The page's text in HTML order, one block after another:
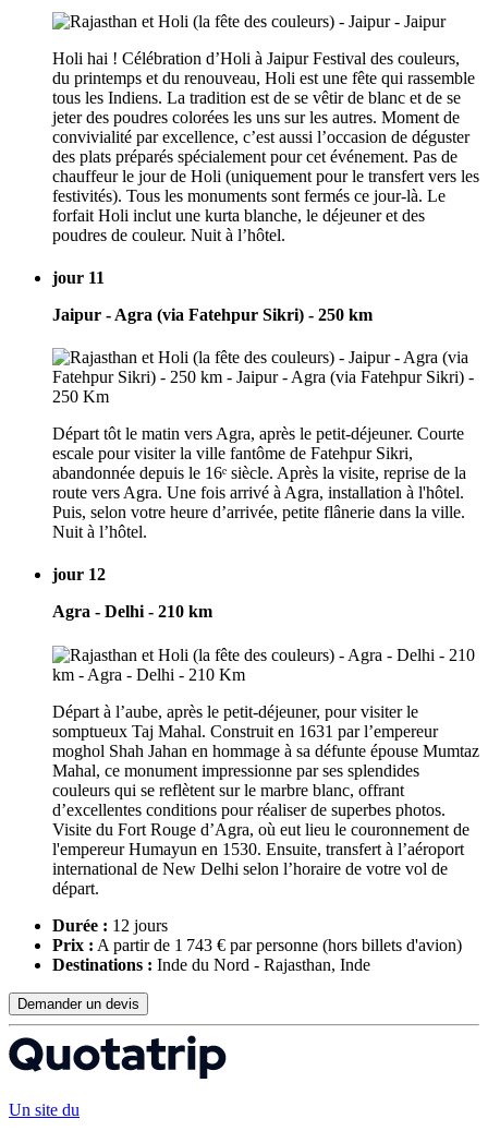
Holi hai ! Célébration d’Holi à Jaipur Festival des couleurs,
du printemps et du renouveau, Holi est une fête qui rassemble
tous les Indiens. La tradition est de se vêtir de blanc et de se
jeter des poudres colorées les uns sur les autres. Moment de
convivialité par excellence, c’est aussi l’occasion de déguster
des plats préparés spécialement pour cet événement. Pas de
chauffeur le jour de Holi (uniquement pour le transfert vers les
festivités). Tous les monuments sont fermés ce jour-là. Le
forfait Holi inclut une kurta blanche, le déjeuner et des
poudres de couleur. Nuit à l’hôtel.
jour 11
Jaipur - Agra (via Fatehpur Sikri) - 250 km
Départ tôt le matin vers Agra, après le petit-déjeuner. Courte
escale pour visiter la ville fantôme de Fatehpur Sikri,
abandonnée depuis le 16ᵉ siècle. Après la visite, reprise de la
route vers Agra. Une fois arrivé à Agra, installation à l'hôtel.
Puis, selon votre heure d’arrivée, petite flânerie dans la ville.
Nuit à l’hôtel.
jour 12
Agra - Delhi - 210 km
Départ à l’aube, après le petit-déjeuner, pour visiter le
somptueux Taj Mahal. Construit en 1631 par l’empereur
moghol Shah Jahan en hommage à sa défunte épouse Mumtaz
Mahal, ce monument impressionne par ses splendides
couleurs qui se reflètent sur le marbre blanc, offrant
d’excellentes conditions pour réaliser de superbes photos.
Visite du Fort Rouge d’Agra, où eut lieu le couronnement de
l'empereur Humayun en 1530. Ensuite, transfert à l’aéroport
international de New Delhi selon l’horaire de votre vol de
départ.
Durée : 12 jours
Prix : A partir de 1 743 € par personne (hors billets d'avion)
Destinations : Inde du Nord - Rajasthan, Inde
Demander un devis
Un site du